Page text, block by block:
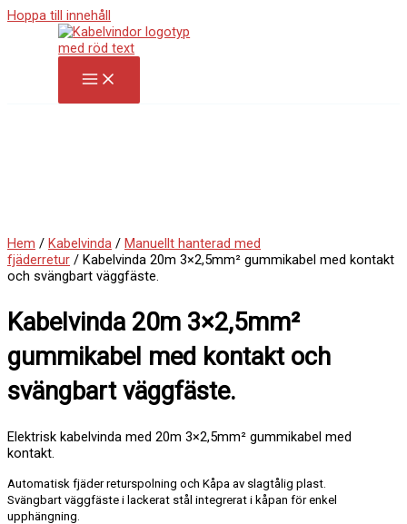
Hoppa till innehåll
Hem / Kabelvinda / Manuellt hanterad med
fjäderretur / Kabelvinda 20m 3×2,5mm² gummikabel med kontakt
och svängbart väggfäste.
Kabelvinda 20m 3×2,5mm²
gummikabel med kontakt och
svängbart väggfäste.
Elektrisk kabelvinda med 20m 3×2,5mm² gummikabel med
kontakt.
Automatisk fjäder returspolning och Kåpa av slagtålig plast.
Svängbart väggfäste i lackerat stål integrerat i kåpan för enkel
upphängning.